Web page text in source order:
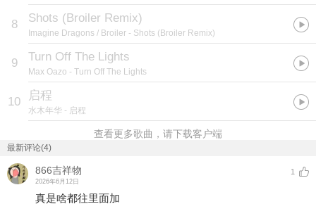
8 Shots (Broiler Remix)
Imagine Dragons / Broiler - Shots (Broiler Remix)
9 Turn Off The Lights
Max Oazo - Turn Off The Lights
10 启程
水木年华 - 启程
查看更多歌曲，请下载客户端
最新评论(4)
866吉祥物
2026年6月12日
1
真是啥都往里面加